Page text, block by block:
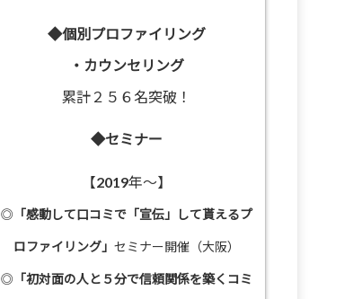
◆個別プロファイリング
・カウンセリング
累計２５６名突破！
◆セミナー
【2019年～】
◎ 「感動して口コミで「宣伝」して貰えるプ
ロファイリング」 セミナー開催（大阪）
◎ 「初対面の人と５分で信頼関係を築くコミ